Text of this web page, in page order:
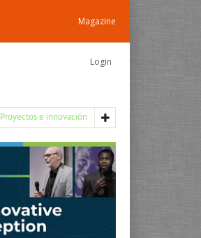
Magazine
Login
Proyectos e innovación